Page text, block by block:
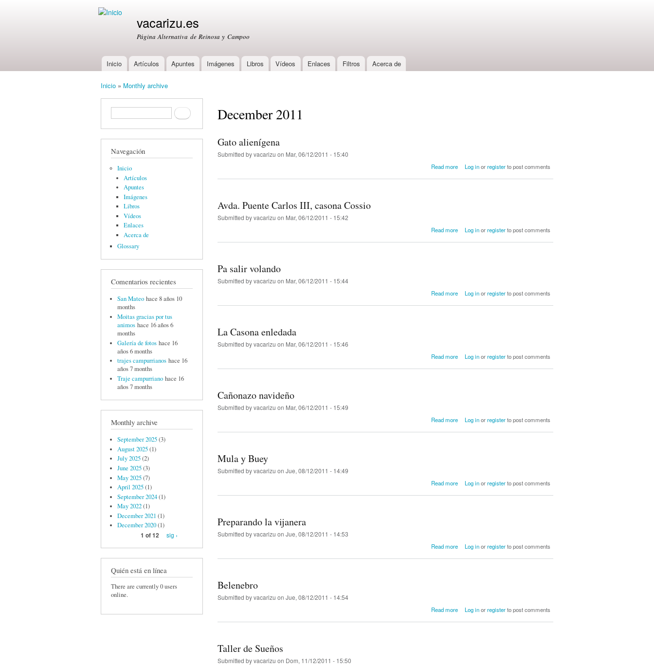
vacarizu.es
Página Alternativa de Reinosa y Campoo
Main menu
Inicio Artículos Apuntes Imágenes Libros Vídeos Enlaces Filtros Acerca de
Inicio » Monthly archive
Formulario de búsquedaBuscar
Navegación
Inicio
Artículos
Apuntes
Imágenes
Libros
Vídeos
Enlaces
Acerca de
Glossary
Comentarios recientes
San Mateo hace 8 años 10
months
Moitas gracias por tus
animos hace 16 años 6
months
Galería de fotos hace 16
años 6 months
trajes campurrianos hace 16
años 7 months
Traje campurriano hace 16
años 7 months
Monthly archive
September 2025(3)
August 2025(1)
July 2025(2)
June 2025(3)
May 2025(7)
April 2025(1)
September 2024(1)
May 2022(1)
December 2021 (1)
December 2020(1)
1 of 12
sig ›
Quién está en línea
There are currently 0 users
online.
December 2011
Gato alienígena
Submitted byvacarizu on Mar, 06/12/2011 - 15:40
Read moreabout Gato alienígena
Log inorregisterto post comments
Avda. Puente Carlos III, casona Cossio
Submitted byvacarizu on Mar, 06/12/2011 - 15:42
Read more
about Avda. Puente Carlos III, casona
Log inorregisterto post comments
Pa salir volando
Submitted byvacarizu on Mar, 06/12/2011 - 15:44
Read moreabout Pa salir volando
Log inorregisterto post comments
La Casona enledada
Submitted byvacarizu on Mar, 06/12/2011 - 15:46
Read moreabout La Casona enledada
Log inorregisterto post comments
Cañonazo navideño
Submitted byvacarizu on Mar, 06/12/2011 - 15:49
Read moreabout Cañonazo navideño
Log inorregisterto post comments
Mula y Buey
Submitted byvacarizu on Jue, 08/12/2011 - 14:49
Read moreabout Mula y Buey
Log inorregisterto post comments
Preparando la vijanera
Submitted byvacarizu on Jue, 08/12/2011 - 14:53
Read moreabout Preparando la vijanera
Log inorregisterto post comments
Belenebro
Submitted byvacarizu on Jue, 08/12/2011 - 14:54
Read moreabout Belenebro
Log inorregisterto post comments
Taller de Sueños
Submitted byvacarizu on Dom, 11/12/2011 - 15:50